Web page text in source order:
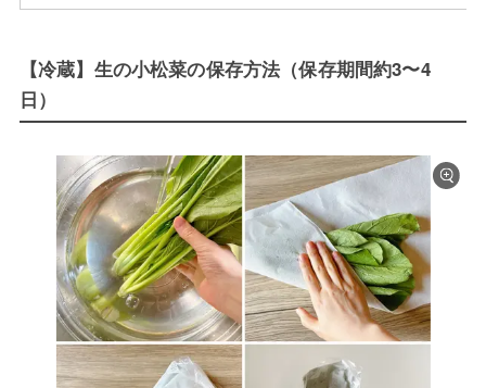
【冷蔵】生の小松菜の保存方法（保存期間約3〜4
日）